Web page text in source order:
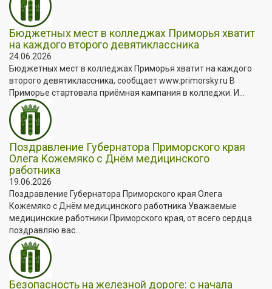
Бюджетных мест в колледжах Приморья хватит
на каждого второго девятиклассника
24.06.2026
Бюджетных мест в колледжах Приморья хватит на каждого
второго девятиклассника, сообщает www.primorsky.ru В
Приморье стартовала приёмная кампания в колледжи. И...
Поздравление Губернатора Приморского края
Олега Кожемяко с Днём медицинского
работника
19.06.2026
Поздравление Губернатора Приморского края Олега
Кожемяко с Днём медицинского работника Уважаемые
медицинские работники Приморского края, от всего сердца
поздравляю вас...
Безопасность на железной дороге: с начала